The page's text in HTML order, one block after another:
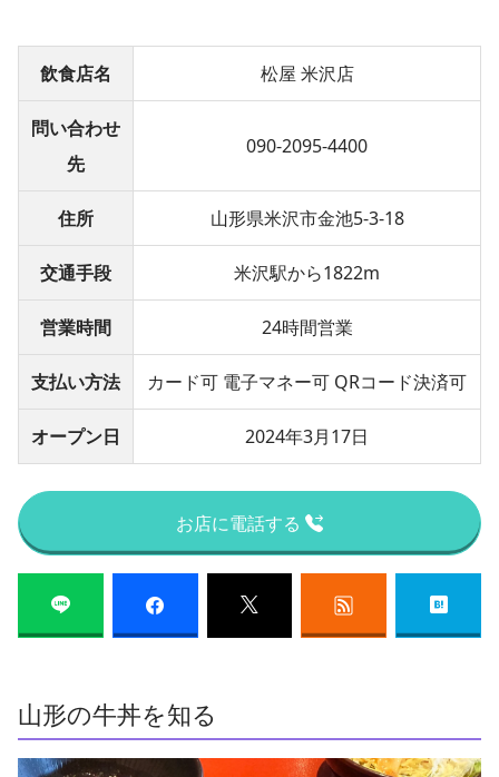
飲食店名 松屋 米沢店
問い合わせ
先
090-2095-4400
住所 山形県米沢市金池5-3-18
交通手段 米沢駅から1822m
営業時間 24時間営業
支払い方法 カード可 電子マネー可 QRコード決済可
オープン日 2024年3月17日
お店に電話する
山形の牛丼を知る